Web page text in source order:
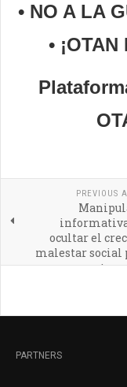
• NO A LA
•
PREVIOUS
ocultar el
malestar social
gasto
PARTNERS